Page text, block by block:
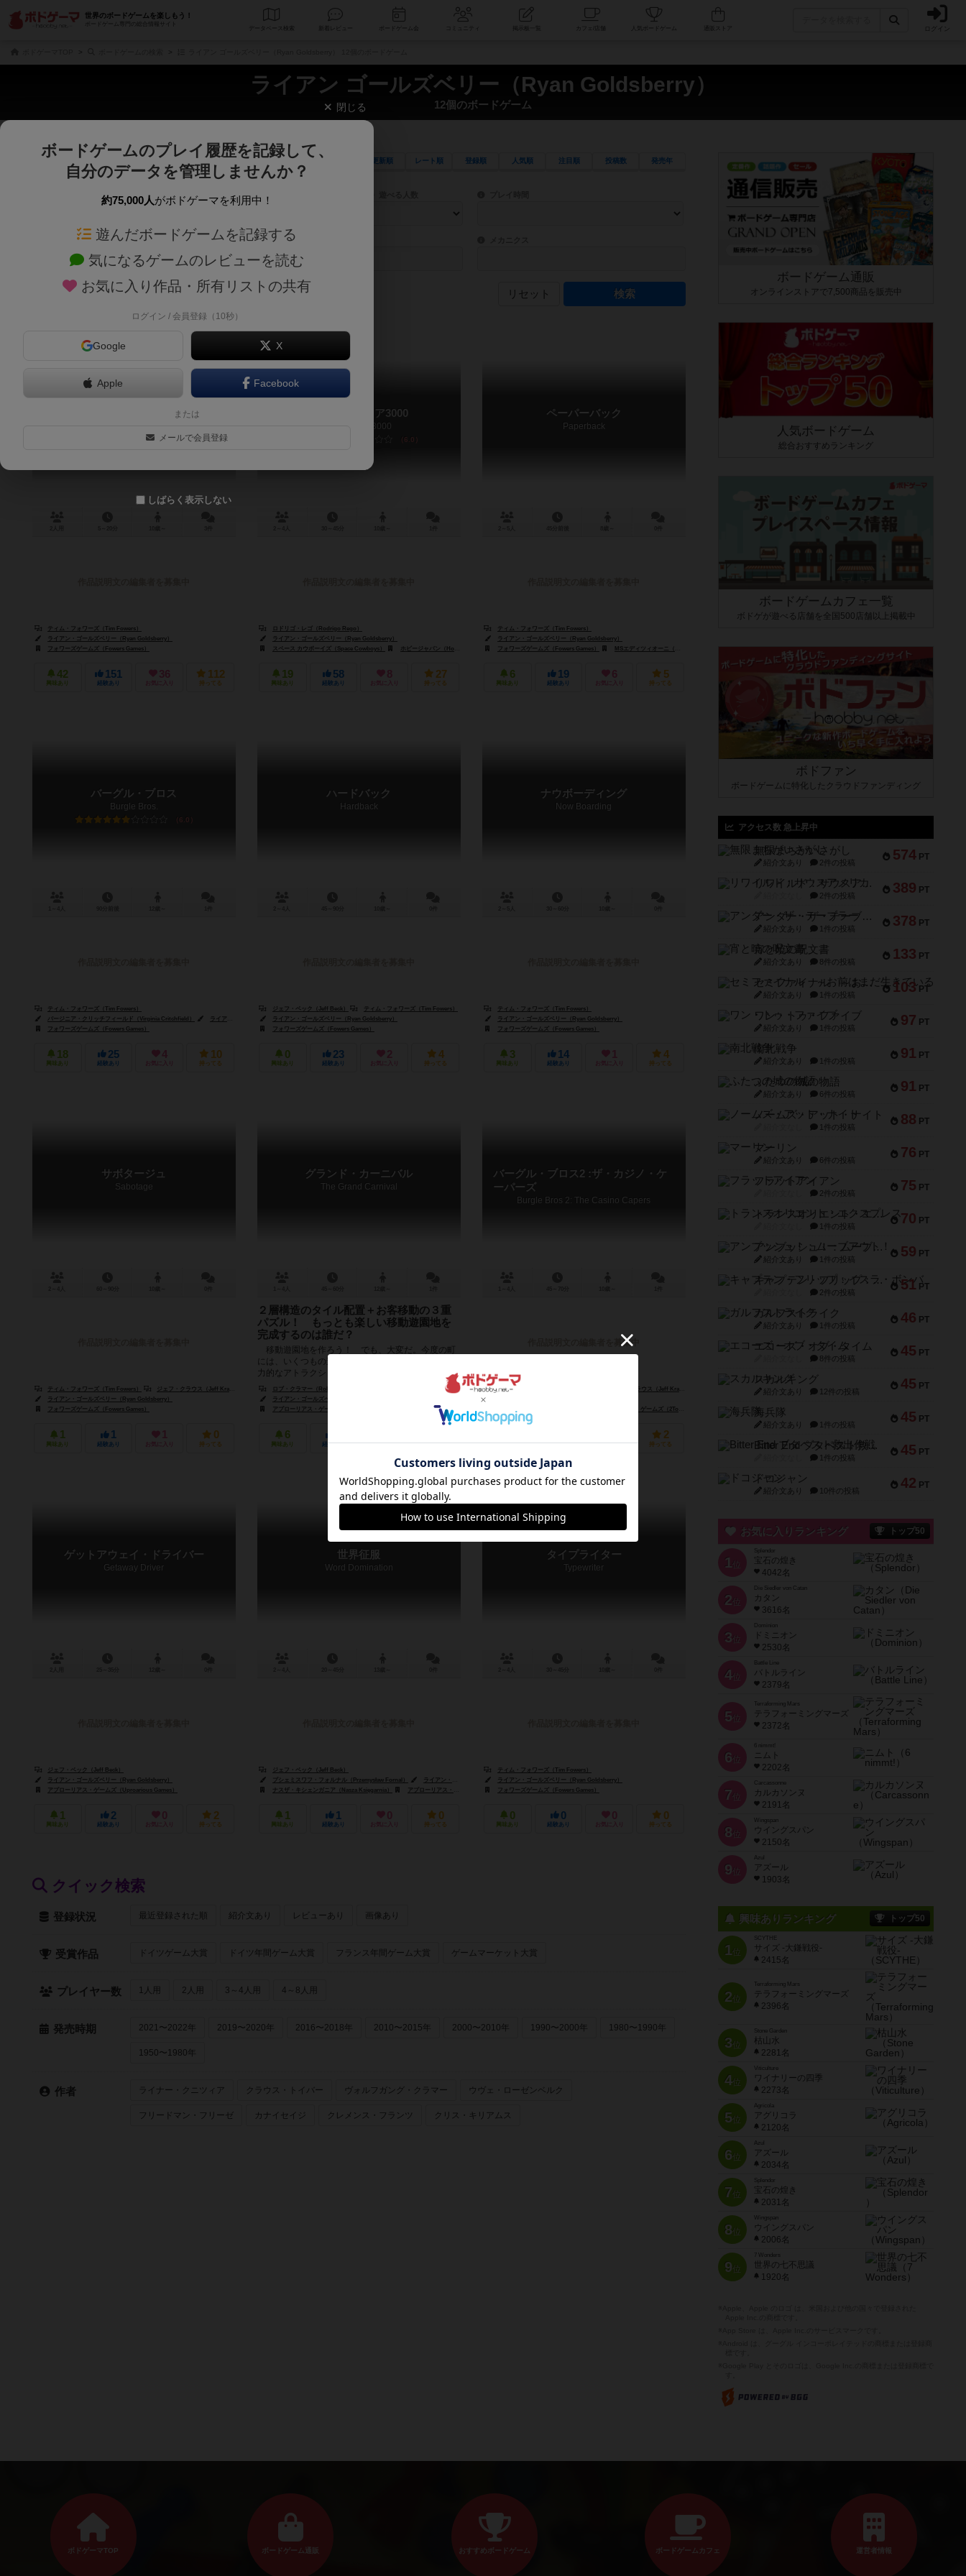
世界のボードゲームを楽しもう！
ボードゲーム専門の総合情報サイト
データベース コミュニティ 人気ボードゲーム ログイン
ライアン ゴールズベリー（Ryan Goldsberry）
12個のボードゲーム
じっくり表示 更新順 レート順 登録順 人気順 注目順 投稿数 発売年
商品名、商品説明文、デザイナー名、テーマ名、メカニクス名を対象にフリーワード検索ができます。
ゲームデザイナー名を指定して検索できます。
ゲームデザイナー 目安となる所要時間を指定することができます。マニュアルを読む時間や参加者へのルール説明時間は含まれていないため、初めて
対象年齢を指定します。 世界観や登場人物などモチーフ・ストーリーを指定することができます。直感的にゲームシステムを理解できるよう、中世ファンタジー・クッキング・海賊同士の対決など、ゲームコンセプトを絞
テーマ/フレーバー ゲーム性を構成するコアシステムです。主にボードゲームに慣れている方向けの絞込機能です。例えば「ダイスロール」はランダ
リセット
スパイを追え！ / 逃亡者
6.0
ティム・フォワーズ（Tim Fowers）
ライアン・ゴールズベリー（Ryan Goldsberry）
フォワーズゲームズ（Fowers Games）
42
興味あり
151
経験あり
36
お気に入り
112
持ってる
スーパーストア3000
Superstore 3000
6.0
ロドリゴ・レゴ（Rodrigo Rego）
ライアン・ゴールズベリー（Ryan Goldsberry）
スペース カウボーイズ（Space Cowboys）
ホビージャパン（Hobby Japan） ロード・オブ・ボーダーズ（Lord of Boards）
19
興味あり
58
経験あり
8
お気に入り
27
持ってる
ペーパーバック
Paperback
ティム・フォワーズ（Tim Fowers）
ライアン・ゴールズベリー（Ryan Goldsberry）
フォワーズゲームズ（Fowers Games）
MSエディツィオーニ（MS Edizioni）
6
興味あり
19
経験あり
6
お気に入り
5
持ってる
バーグル・ブロス
Burgle Bros.
6.0
ティム・フォワーズ（Tim Fowers）
バージニア・クリッチフィールド（Virginia Critchfield）
ライアン・ゴールズベリー（Ryan Goldsberry）
ヘイコー・ギュンター（Heiko Günther）
フォワーズゲームズ（Fowers Games）
18
興味あり
25
経験あり
4
お気に入り
10
持ってる
ハードバック
Hardback
ジェフ・ベック（Jeff Beck）
ティム・フォワーズ（Tim Fowers）
ライアン・ゴールズベリー（Ryan Goldsberry）
フォワーズゲームズ（Fowers Games）
0
興味あり
23
経験あり
2
お気に入り
4
持ってる
ナウボーディング
Now Boarding
ティム・フォワーズ（Tim Fowers）
ライアン・ゴールズベリー（Ryan Goldsberry）
フォワーズゲームズ（Fowers Games）
3
興味あり
14
経験あり
1
お気に入り
4
持ってる
サボタージュ
Sabotage
ティム・フォワーズ（Tim Fowers）
ジェフ・クラウス（Jeff Krause）
ライアン・ゴールズベリー（Ryan Goldsberry）
フォワーズゲームズ（Fowers Games）
1
興味あり
1
経験あり
1
お気に入り
0
持ってる
グランド・カーニバル
The Grand Carnival
２層構造のタイル配置＋お客移動の３重
パズル！ もっとも楽しい移動遊園地を
完成するのは誰だ？
移動遊園地を作ろう！ でも、大変だ。今度の町
には、いくつもの遊園地が同時にできるらしい。魅
力的なアトラクションを集めて、いちばん人気の遊
園地を目指そう！ ポリオミノ（正...
ロブ・クラマー（Rob Cramer）
ライアン・ゴールズベリー（Ryan Goldsberry）
アプローリアス・ゲームズ（Uproarious Games）
スケリング・ゲームズ（Skellig Games）
6
興味あり 経験あり お気に入り 持ってる
バーグル・ブロス2 :ザ・カジノ・ケ
ーパーズ
Burgle Bros 2: The Casino Capers
作品説明文の編集者を募集中
ティム・フォワーズ（Tim Fowers）
ジェフ・クラウス（Jeff Krause）
2トマト・ゲームズ（2Tomatoes Games）
興味あり 経験あり お気に入り
2
持ってる
ゲットアウェイ・ドライバー
Getaway Driver
ジェフ・ベック（Jeff Beck）
ライアン・ゴールズベリー（Ryan Goldsberry）
アプローリアス・ゲームズ（Uproarious Games）
1
興味あり
2
経験あり
0
お気に入り
2
持ってる
世界征服
Word Domination
ジェフ・ベック（Jeff Beck）
プシェミスワフ・フォルナル（Przemysław Fornal）
ライアン・ゴールズベリー（Ryan Goldsberry）
ナスザ・キシェンガニア（Nasza Księgarnia）
アプローリアス・ゲームズ（Uproarious Games）
1
興味あり
1
経験あり
0
お気に入り
0
持ってる
タイプライター
Typewriter
ティム・フォワーズ（Tim Fowers）
ライアン・ゴールズベリー（Ryan Goldsberry）
フォワーズゲームズ（Fowers Games）
0
興味あり
0
経験あり
0
お気に入り
0
持ってる
クイック検索
登録状況 最近登録された順 紹介文あり レビューあり 画像あり
受賞作品 ドイツゲーム大賞 ドイツ年間ゲーム大賞 フランス年間ゲーム大賞 ゲームマーケット大賞
プレイヤー数 1人用 2人用 3～4人用 4～8人用
発売時期 2021〜2022年 2019〜2020年 2016〜2018年 2010〜2015年 2000〜2010年 1990〜2000年 1980〜1990年
1950〜1980年
作者 ライナー・クニツィア クラウス・トイバー ヴォルフガング・クラマー ウヴェ・ローゼンベルク
フリードマン・フリーゼ カナイセイジ クレメンス・フランツ クリス・キリアムス
ボードゲーム通販
オンラインストアで7,500商品を販売中
人気ボードゲーム
総合おすすめランキング
ボードゲームカフェ一覧
ボドゲが遊べる店舗を全国500店舗以上掲載中
ボドファン
ボードゲームに特化したクラウドファンディング
アクセス数 急上昇中
574 PT
無限まちがいさがし
紹介文あり 2件の投稿
389 PT
リワイルド：サウスアメリカ
2件の投稿
378 PT
アンダー・ザ・テーブラー
紹介文あり 1件の投稿
133 PT
宵と暁の呪文書
紹介文あり 8件の投稿
103 PT
セミファイナル ～お前はまだ生きている～
紹介文あり 1件の投稿
97 PT
ワン・トゥ・ファイブ
紹介文あり 1件の投稿
91 PT
南北戦争
紹介文あり 1件の投稿
91 PT
ふたつの城の物語
紹介文あり 6件の投稿
88 PT
ノームズ・アット・ナイト
1件の投稿
76 PT
マーリン
紹介文あり 6件の投稿
75 PT
フラットアイアン
2件の投稿
70 PT
トランスオリエント・エクスプレス
1件の投稿
59 PT
アンブッシュ！：ムーブアウト！
紹介文あり 1件の投稿
51 PT
キャプテン・フリップ：イスラ・ボンバ
2件の投稿
46 PT
ガルフストライク
紹介文あり 1件の投稿
45 PT
エコーズ・オブ・タイム
8件の投稿
45 PT
スカルキング
紹介文あり 12件の投稿
45 PT
海兵隊
紹介文あり 1件の投稿
45 PT
Bitter End ブタペスト救出作戦
1件の投稿
42 PT
ドコジャン
紹介文あり 10件の投稿
お気に入りランキング トップ50
1 位
宝石の煌き
4042名
2 位
Die Siedler von Catan
カタン
3616名
3 位
ドミニオン
2530名
4位
Battle Line
バトルライン
2379名
5 位
Terraforming Mars
テラフォーミングマーズ
2372名
6 位
ニムト
2202名
7 位
Carcassonne
カルカソンヌ
2191名
8 位
Wingspan
ウイングスパン
2150名
9 位
Azul
アズール
1903名
興味ありランキング トップ50
1位
SCYTHE
サイズ -大鎌戦役-
2415名
2位
Terraforming Mars
テラフォーミングマーズ
2396名
3位
Stone Garden
枯山水
2281名
4位
Viticulture
ワイナリーの四季
2273名
5位
Agricola
アグリコラ
2120名
6位
Azul
アズール
2034名
7位
宝石の煌き
2031名
8位
Wingspan
ウイングスパン
2006名
9位
7 Wonders
世界の七不思議
1920名
閉じる
ボードゲームのプレイ履歴を記録して、
自分のデータを管理しませんか？
約75,000人がボドゲーマを利用中！
遊んだボードゲームを記録する
気になるゲームのレビューを読む
お気に入り作品・所有リストの共有
ログイン / 会員登録（10秒）
Google X
Apple Facebook
または
メールで会員登録
しばらく表示しない
ボドゲーマTOP ボードゲーム通販 おすすめボードゲーム ボードゲームカフェ 運営者情報